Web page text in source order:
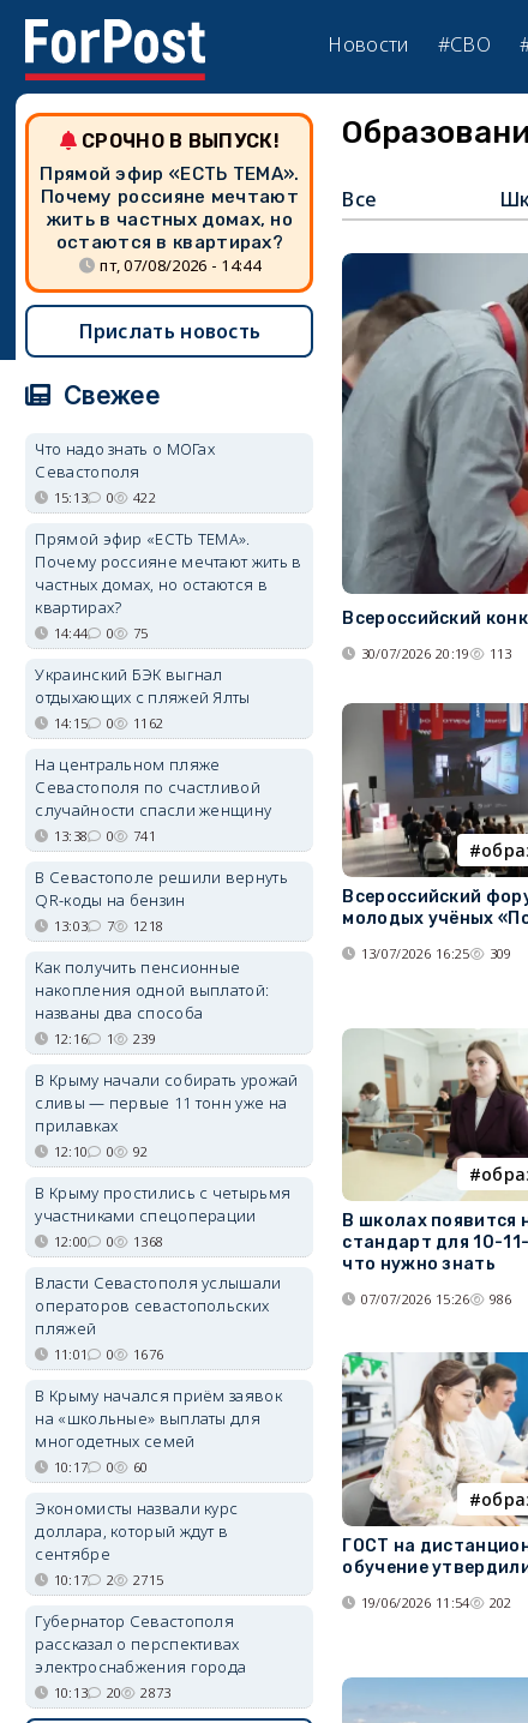
Новости #СВО
Все
Всероссийский
30/07/2026 20:19 113
Всероссийский
молодых учёных
13/07/2026 16:25 309
В школах появится
стандарт для 10-
что нужно знать
07/07/2026 15:26 986
ГОСТ на
обучение
19/06/2026 11:54 202
СРОЧНО В ВЫПУСК!
Прямой эфир «ЕСТЬ ТЕМА».
Почему россияне мечтают
жить в частных домах, но
остаются в квартирах?
пт, 07/08/2026 - 14:44
Прислать новость
Свежее
Что надо знать о МОГах
Севастополя
15:13 0 422
Прямой эфир «ЕСТЬ ТЕМА».
Почему россияне мечтают жить в
частных домах, но остаются в
квартирах?
14:44 0 75
Украинский БЭК выгнал
отдыхающих с пляжей Ялты
14:15 0 1162
На центральном пляже
Севастополя по счастливой
случайности спасли женщину
13:38 0 741
В Севастополе решили вернуть
QR-коды на бензин
13:03 7 1218
Как получить пенсионные
накопления одной выплатой:
названы два способа
12:16 1 239
В Крыму начали собирать урожай
сливы — первые 11 тонн уже на
прилавках
12:10 0 92
В Крыму простились с четырьмя
участниками спецоперации
12:00 0 1368
Власти Севастополя услышали
операторов севастопольских
пляжей
11:01 0 1676
В Крыму начался приём заявок
на «школьные» выплаты для
многодетных семей
10:17 0 60
Экономисты назвали курс
доллара, который ждут в
сентябре
10:17 2 2715
Губернатор Севастополя
рассказал о перспективах
электроснабжения города
10:13 20 2873